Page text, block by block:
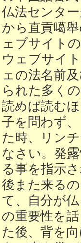
仏法センタ
から直貢噶
ェブサイト
ウェブサイ
ェの法名前
られた多く
読めば読む
子を問わず
た時、リン
なさい。発
る事を指示
後また来る
て、自分が
の重要性を
た後、背を